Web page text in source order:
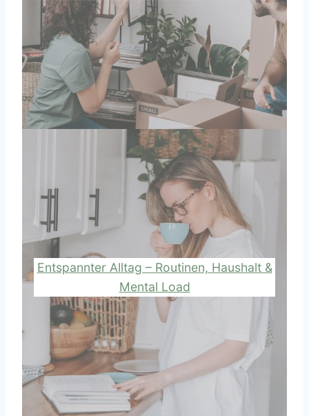
Entspannter Alltag – Routinen, Haushalt &
Mental Load